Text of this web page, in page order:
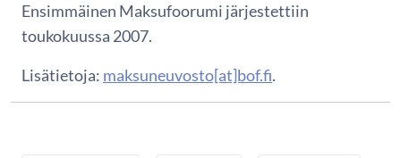
Ensimmäinen Maksufoorumi järjestettiin
toukokuussa 2007.
Lisätietoja: maksuneuvosto[at]bof.fi.